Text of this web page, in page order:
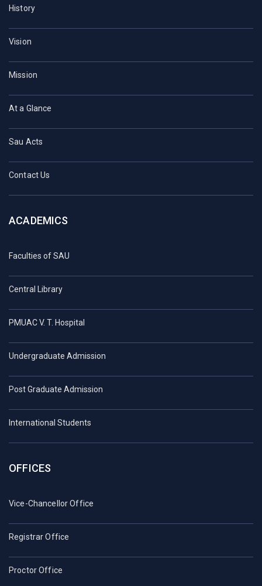
History
Vision
Mission
At a Glance
Sau Acts
Contact Us
ACADEMICS
Faculties of SAU
Central Library
PMUAC V. T. Hospital
Undergraduate Admission
Post Graduate Admission
International Students
OFFICES
Vice-Chancellor Office
Registrar Office
Proctor Office